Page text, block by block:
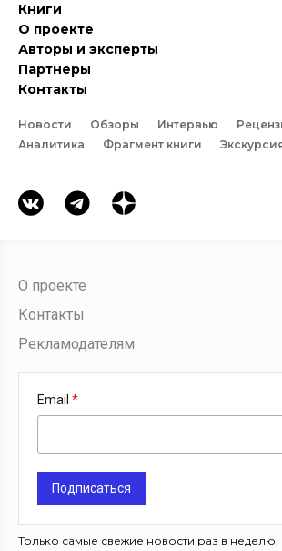
Книги
О проекте
Авторы и эксперты
Партнеры
Контакты
Новости Обзоры Интервью
Аналитика
Фрагмент книги
О проекте
Контакты
Рекламодателям
Email
Подписаться
Только самые свежие новости раз в неделю,